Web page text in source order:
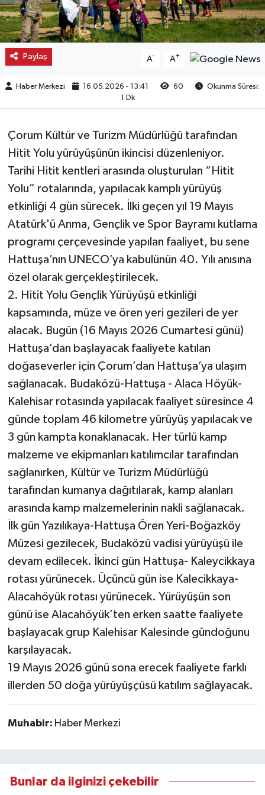
Paylaş A- A+
Haber Merkezi 16.05.2026 - 13:41 60
Okunma Süresi:
1 Dk
Çorum Kültür ve Turizm Müdürlüğü tarafından
Hitit Yolu yürüyüşünün ikincisi düzenleniyor.
Tarihi Hitit kentleri arasında oluşturulan “Hitit
Yolu” rotalarında, yapılacak kamplı yürüyüş
etkinliği 4 gün sürecek. İlki geçen yıl 19 Mayıs
Atatürk'ü Anma, Gençlik ve Spor Bayramı kutlama
programı çerçevesinde yapılan faaliyet, bu sene
Hattuşa’nın UNECO’ya kabulünün 40. Yılı anısına
özel olarak gerçekleştirilecek.
2. Hitit Yolu Gençlik Yürüyüşü etkinliği
kapsamında, müze ve ören yeri gezileri de yer
alacak. Bugün (16 Mayıs 2026 Cumartesi günü)
Hattuşa’dan başlayacak faaliyete katılan
doğaseverler için Çorum’dan Hattuşa’ya ulaşım
sağlanacak. Budaközü-Hattuşa - Alaca Höyük-
Kalehisar rotasında yapılacak faaliyet süresince 4
günde toplam 46 kilometre yürüyüş yapılacak ve
3 gün kampta konaklanacak. Her türlü kamp
malzeme ve ekipmanları katılımcılar tarafından
sağlanırken, Kültür ve Turizm Müdürlüğü
tarafından kumanya dağıtılarak, kamp alanları
arasında kamp malzemelerinin nakli sağlanacak.
İlk gün Yazılıkaya-Hattuşa Ören Yeri-Boğazköy
Müzesi gezilecek, Budaközü vadisi yürüyüşü ile
devam edilecek. İkinci gün Hattuşa- Kaleycikkaya
rotası yürünecek. Üçüncü gün ise Kalecikkaya-
Alacahöyük rotası yürünecek. Yürüyüşün son
günü ise Alacahöyük’ten erken saatte faaliyete
başlayacak grup Kalehisar Kalesinde gündoğunu
karşılayacak.
19 Mayıs 2026 günü sona erecek faaliyete farklı
illerden 50 doğa yürüyüşçüsü katılım sağlayacak.
Muhabir: Haber Merkezi
Bunlar da ilginizi çekebilir
Kargı
Laçin
Mecitözü
Oğuzlar
Ortaköy
Osmancık
Sungurlu
Sağlık